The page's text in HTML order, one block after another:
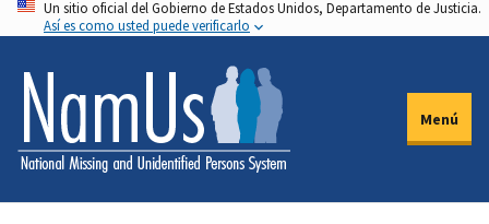
Pasar
al
contenido
principal
Un sitio oficial del Gobierno de Estados Unidos, Departamento de Justicia.
Así es como usted puede verificarlo
Menú